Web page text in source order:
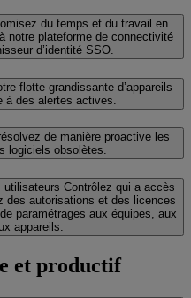
du temps et du travail en
notre plateforme de connectivité
d’identité SSO.
flotte grandissante d’appareils
à des alertes actives.
de manière proactive les
logiciels obsolètes.
utilisateurs Contrôlez qui a accès
des autorisations et des licences
paramétrages aux équipes, aux
appareils.
et productif